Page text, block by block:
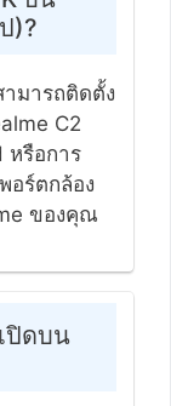
)?
มารถติดตั้ง
C2
หรือการ
อร์ตกล้อง
ของคุณ
ปิดบน